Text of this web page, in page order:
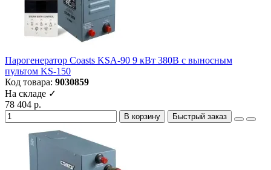
Парогенератор Coasts KSA-90 9 кВт 380В с выносным
пультом KS-150
Код товара: 9030859
На складе ✓
78 404 р.
В корзину Быстрый заказ